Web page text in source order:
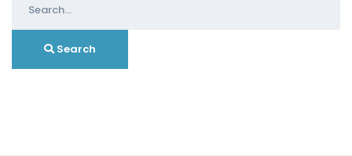
for:
Search